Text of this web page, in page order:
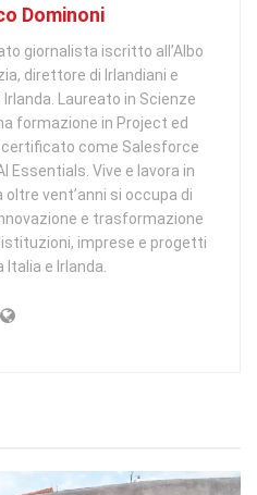
Dominoni
giornalista iscritto all’Albo
direttore di Irlandiani e
Laureato in Scienze
formazione in Project ed
certificato come Salesforce
Essentials. Vive e lavora in
oltre vent’anni si occupa di
e trasformazione
imprese e progetti
e Irlanda.